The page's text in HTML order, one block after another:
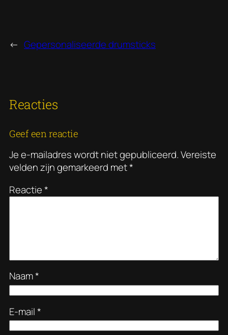
← Gepersonaliseerde drumsticks
Reacties
Geef een reactie
Je e-mailadres wordt niet gepubliceerd.Vereiste
velden zijn gemarkeerd met*
Reactie*
Naam*
E-mail*